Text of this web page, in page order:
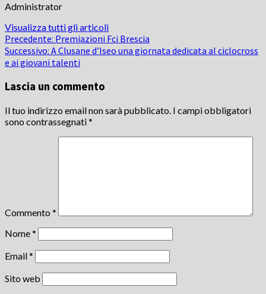
Administrator
Visualizza tutti gli articoli
Navigazione
articolo
Precedente: Premiazioni Fci Brescia
Successivo: A Clusane d’Iseo una giornata dedicata al ciclocross
e ai giovani talenti
Lascia un commento
Il tuo indirizzo email non sarà pubblicato. I campi obbligatori
sono contrassegnati*
Commento *
Nome*
Email*
Sito web